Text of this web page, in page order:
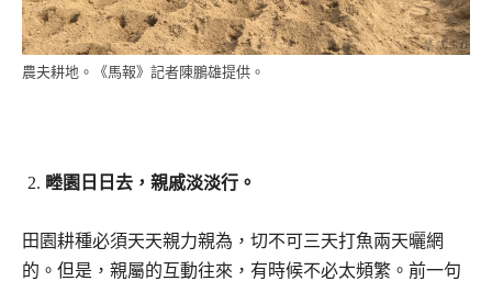
農夫耕地。《馬報》記者陳鵬雄提供。
畻園日日去，親戚淡淡行。
田園耕種必須天天親力親為，切不可三天打魚兩天曬網
的。但是，親屬的互動往來，有時候不必太頻繁。前一句